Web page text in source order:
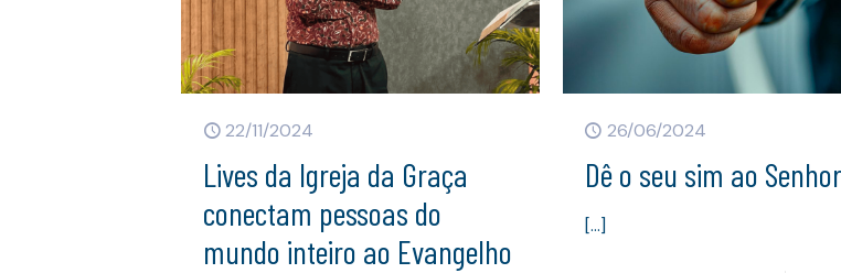
22/11/2024
Lives da Igreja da Graça
conectam pessoas do
mundo inteiro ao Evangelho
26/06/2024
Dê o seu sim ao Senhor
[…]